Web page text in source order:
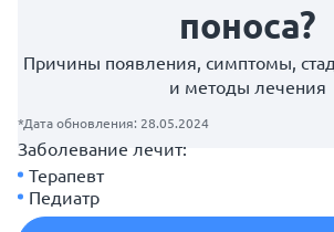
поноса?
Причины появления, симптомы,
и методы лечения
*Дата обновления: 28.05.2024
Заболевание лечит:
Терапевт
Педиатр